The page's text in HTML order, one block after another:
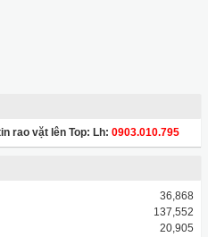
rao vặt lên Top: Lh: 0903.010.795
36,868
137,552
20,905